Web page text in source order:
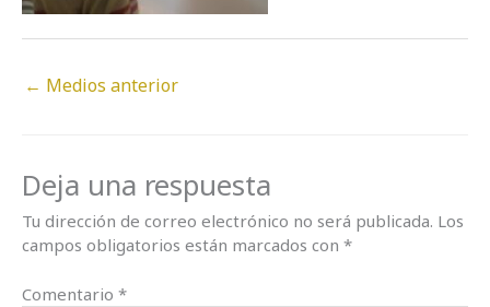
← Medios anterior
Deja una respuesta
Tu dirección de correo electrónico no será publicada. Los
campos obligatorios están marcados con *
Comentario *